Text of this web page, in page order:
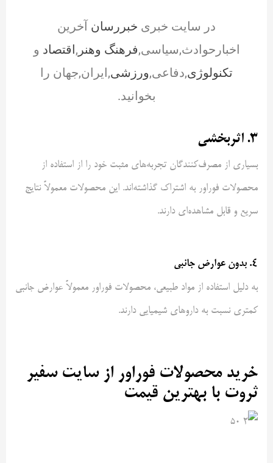
در سایت خبری خبررسان آخرین
اخبارحوادث,سیاسی,فرهنگ وهنر ,اقتصاد و
تکنولوژی,دفاعی,ورزشی,ایران,جهان را
بخوانید.
3. اثربخشی
بسیاری از مصرف‌کنندگان تجربه‌های مثبت خود را از استفاده از
محصولات فوراور به اشتراک گذاشته‌اند. این محصولات معمولاً نتایج
سریع و قابل مشاهده‌ای دارند.
4. بدون عوارض جانبی
به دلیل استفاده از مواد طبیعی، محصولات فوراور معمولاً عوارض جانبی
کمتری نسبت به داروهای شیمیایی دارند.
خرید محصولات فوراور از سایت سفیر
ثروت با بهترین قیمت